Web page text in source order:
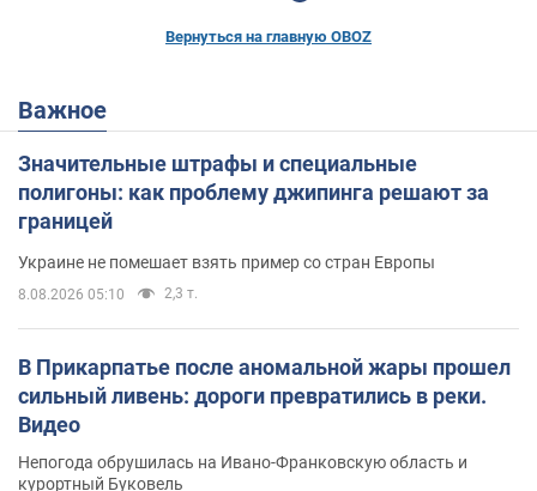
Вернуться на главную OBOZ
Важное
Значительные штрафы и специальные
полигоны: как проблему джипинга решают за
границей
Украине не помешает взять пример со стран Европы
8.08.2026 05:10 2,3 т.
В Прикарпатье после аномальной жары прошел
сильный ливень: дороги превратились в реки.
Видео
Непогода обрушилась на Ивано-Франковскую область и
курортный Буковель